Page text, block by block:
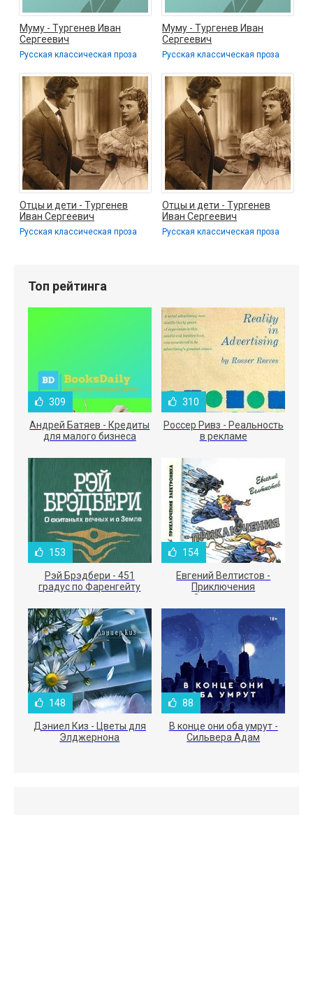
Муму - Тургенев Иван
Сергеевич
Русская классическая проза
Муму - Тургенев Иван
Сергеевич
Русская классическая проза
Отцы и дети - Тургенев
Иван Сергеевич
Русская классическая проза
Отцы и дети - Тургенев
Иван Сергеевич
Русская классическая проза
Топ рейтинга
309
Андрей Батяев - Кредиты
для малого бизнеса
310
Россер Ривз - Реальность
в рекламе
153
Рэй Брэдбери - 451
градус по Фаренгейту
154
Евгений Велтистов -
Приключения
Электроника
148
Дэниел Киз - Цветы для
Элджернона
88
В конце они оба умрут -
Сильвера Адам